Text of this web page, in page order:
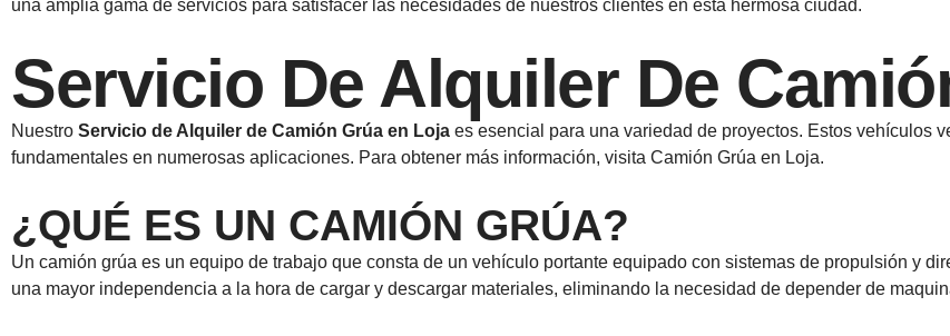
una amplia gama de servicios para satisfacer las necesidades de nuestros clientes en esta hermosa ciudad.
Servicio De Alquiler De
Nuestro Servicio de Alquiler de Camión Grúa en Loja es esencial para una variedad de proyectos. Estos vehículos
fundamentales en numerosas aplicaciones. Para obtener más información, visita Camión Grúa en Loja.
¿QUÉ ES UN CAMIÓN GRÚA?
Un camión grúa es un equipo de trabajo que consta de un vehículo portante equipado con sistemas de propulsión y
una mayor independencia a la hora de cargar y descargar materiales, eliminando la necesidad de depender de